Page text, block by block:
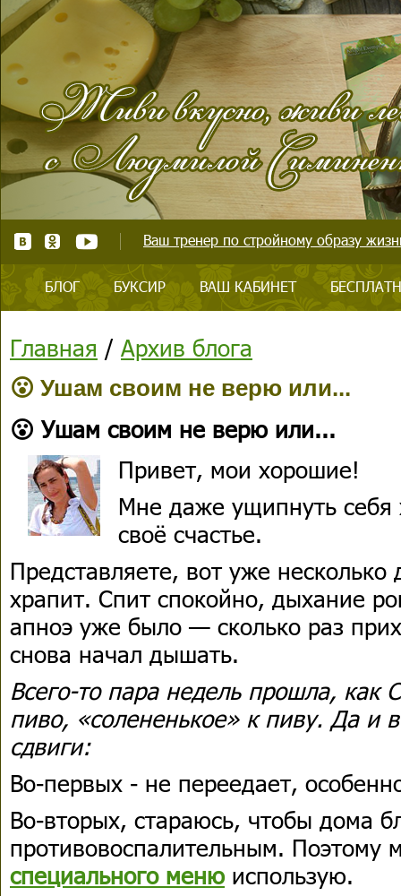
Ваш тренер по стройному образу
БЛОГ БУКСИР ВАШ КАБИНЕТ
Главная / Архив блога
😮 Ушам своим не верю или...
😮 Ушам своим не верю или...
Привет, мои хорошие!
Мне даже ущипнуть
своё счастье.
Представляете, вот уже
храпит. Спит спокойно, дыхание
апноэ уже было — сколько раз
снова начал дышать.
Всего-то пара недель прошла, как
пиво, «солененькое» к пиву. Да и
сдвиги:
Во-первых - не переедает,
Во-вторых, стараюсь, чтобы дома
противовоспалительным. Поэтому
специального менюиспользую.